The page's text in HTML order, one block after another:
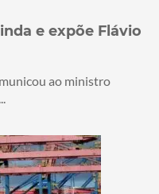
e expõe Flávio
ao ministro